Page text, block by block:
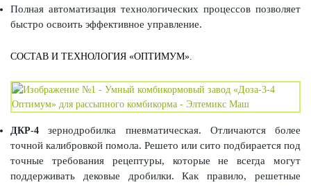
Полная автоматизация технологических процессов позволяет
быстро освоить эффективное управление.
СОСТАВ И ТЕХНОЛОГИЯ «ОПТИМУМ».
ДКР-4зернодробилка пневматическая. Отличаются более
точной калибровкой помола. Решето или сито подбирается под
точные требования рецептуры, которые не всегда могут
поддерживать дековые дробилки. Как правило, решетные